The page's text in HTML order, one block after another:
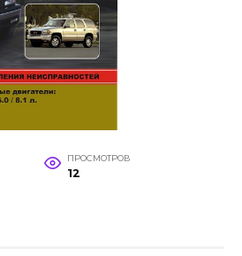
ПРОСМОТРОВ
12